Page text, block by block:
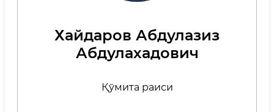
Хайдаров Абдулазиз
Абдулахадович
Қўмита раиси